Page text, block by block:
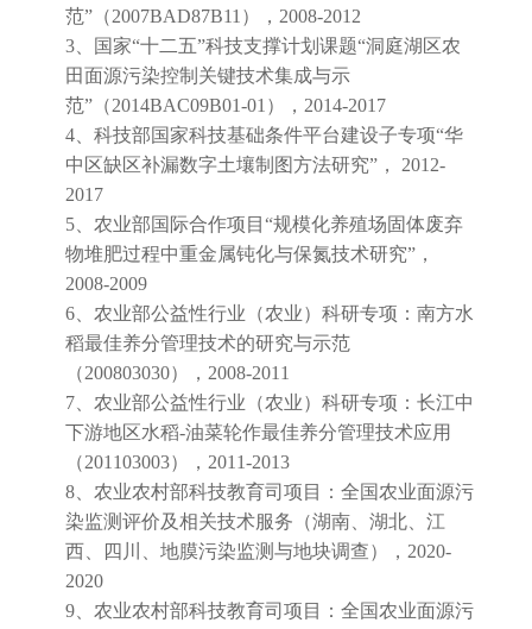
范”（2007BAD87B11），2008-2012
3、国家“十二五”科技支撑计划课题“洞庭湖区农
田面源污染控制关键技术集成与示
范”（2014BAC09B01-01），2014-2017
4、科技部国家科技基础条件平台建设子专项“华
中区缺区补漏数字土壤制图方法研究”， 2012-
2017
5、农业部国际合作项目“规模化养殖场固体废弃
物堆肥过程中重金属钝化与保氮技术研究”，
2008-2009
6、农业部公益性行业（农业）科研专项：南方水
稻最佳养分管理技术的研究与示范
（200803030），2008-2011
7、农业部公益性行业（农业）科研专项：长江中
下游地区水稻-油菜轮作最佳养分管理技术应用
（201103003），2011-2013
8、农业农村部科技教育司项目：全国农业面源污
染监测评价及相关技术服务（湖南、湖北、江
西、四川、地膜污染监测与地块调查），2020-
2020
9、农业农村部科技教育司项目：全国农业面源污